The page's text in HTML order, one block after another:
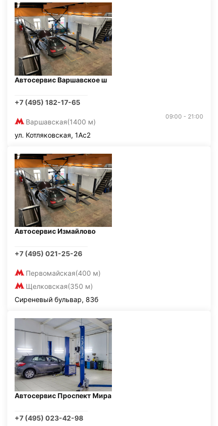
Автосервис Варшавское ш
+7 (495) 182-17-65
Варшавская(1400 м)
09:00 - 21:00
ул. Котляковская, 1Ас2
Автосервис Измайлово
+7 (495) 021-25-26
Первомайская(400 м)
Щелковская(350 м)
Сиреневый бульвар, 83б
Автосервис Проспект Мира
+7 (495) 023-42-98